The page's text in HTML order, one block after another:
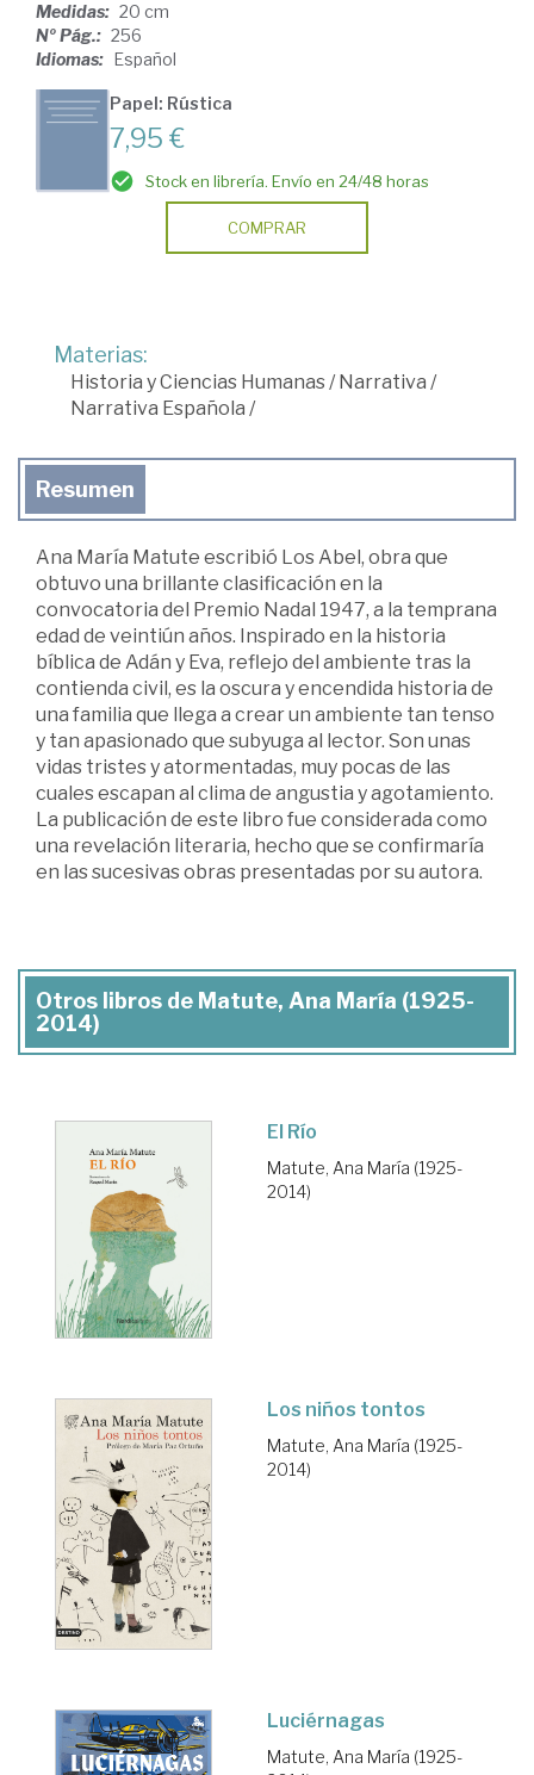
Medidas: 20 cm
Nº Pág.: 256
Idiomas: Español
Papel: Rústica
7,95 €
Stock en librería. Envío en 24/48 horas
COMPRAR
Materias:
Historia y Ciencias Humanas/ Narrativa /
Narrativa Española /
Resumen
Ana María Matute escribió Los Abel, obra que
obtuvo una brillante clasificación en la
convocatoria del Premio Nadal 1947, a la temprana
edad de veintiún años. Inspirado en la historia
bíblica de Adán y Eva, reflejo del ambiente tras la
contienda civil, es la oscura y encendida historia de
una familia que llega a crear un ambiente tan tenso
y tan apasionado que subyuga al lector. Son unas
vidas tristes y atormentadas, muy pocas de las
cuales escapan al clima de angustia y agotamiento.
La publicación de este libro fue considerada como
una revelación literaria, hecho que se confirmaría
en las sucesivas obras presentadas por su autora.
Otros libros de Matute, Ana María (1925-
2014)
El Río
Matute, Ana María (1925-
2014)
Los niños tontos
Matute, Ana María (1925-
2014)
Luciérnagas
Matute, Ana María (1925-